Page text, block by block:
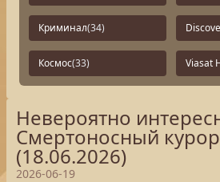
Криминал(34)
Космос(33) Viasat
Невероятно
Смертоносный
(18.06.2026)
2026-06-19